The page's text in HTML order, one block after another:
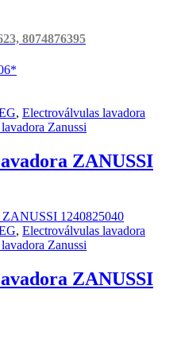
8074876395
, Electroválvulas lavadora
Zanussi
ZANUSSI
, Electroválvulas lavadora
Zanussi
ZANUSSI